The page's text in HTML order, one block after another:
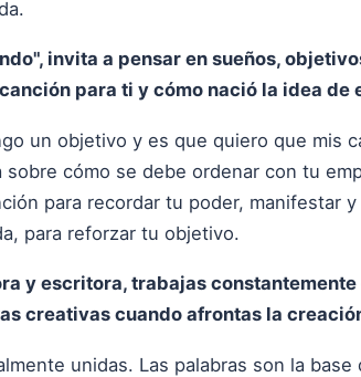
invita a pensar en sueños,
para ti y cómo nació la idea de
un objetivo y es que quiero que mis
cómo se debe ordenar con tu
para recordar tu poder, manifestar
para reforzar tu objetivo.
y escritora, trabajas
creativas cuando afrontas la
unidas. Las palabras son la